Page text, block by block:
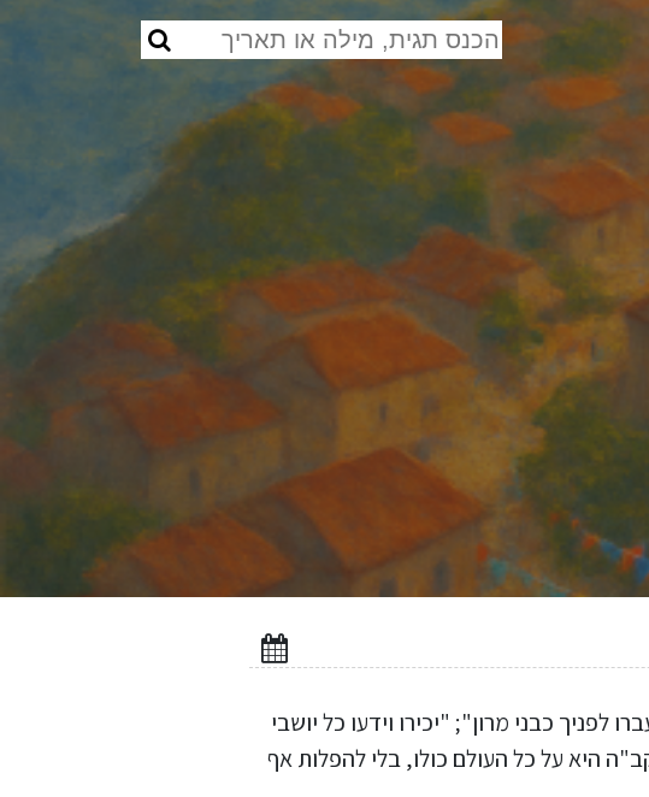
לפניך כבני מרון"; "יכירו וידעו כל יושבי
היא על כל העולם כולו, בלי להפלות אף